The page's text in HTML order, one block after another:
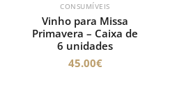
CONSUMÍVEIS
Vinho para Missa
Primavera – Caixa de
6 unidades
45.00€